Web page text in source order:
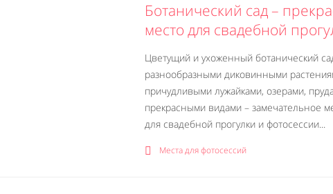
Ботанический сад –
место для свадебной
Цветущий и ухоженный ботанический
разнообразными диковинными
причудливыми лужайками, озерами,
прекрасными видами – замечательное
для свадебной прогулки и фотосессии...
Места для фотосессий